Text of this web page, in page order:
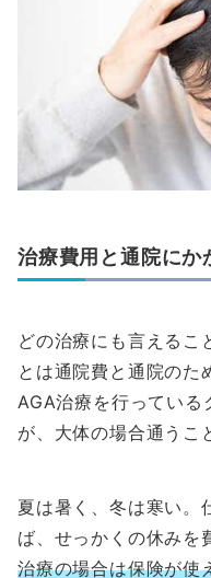
治療費用と通院にか
どの治療にも言えるこ
とは通院費と通院のた
AGA治療を行っている
が、大体の場合通うこ
夏は暑く、冬は寒い。
ば、せっかくの休みを
治療の場合は保険が使